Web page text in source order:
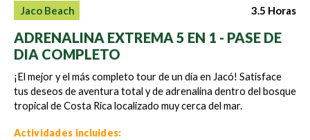
Jaco Beach 3.5 Horas
ADRENALINA EXTREMA 5 EN 1 - PASE DE
DIA COMPLETO
¡El mejor y el más completo tour de un día en Jacó! Satisface
tus deseos de aventura total y de adrenalina dentro del bosque
tropical de Costa Rica localizado muy cerca del mar.
Actividades incluides: